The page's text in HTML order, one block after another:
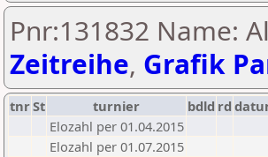
Pnr:131832 Name:
Zeitreihe, Grafik
tnrSt turnier bdld rd
Elozahl per 01.04.2015
Elozahl per 01.07.2015